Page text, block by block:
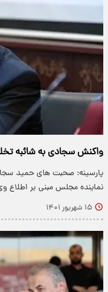
واکنش سجادی به شائبه
پارسینه: صحبت های حمید
نماینده مجلس مبنی بر اطلاع
۱۵ شهریور ۱۴۰۱